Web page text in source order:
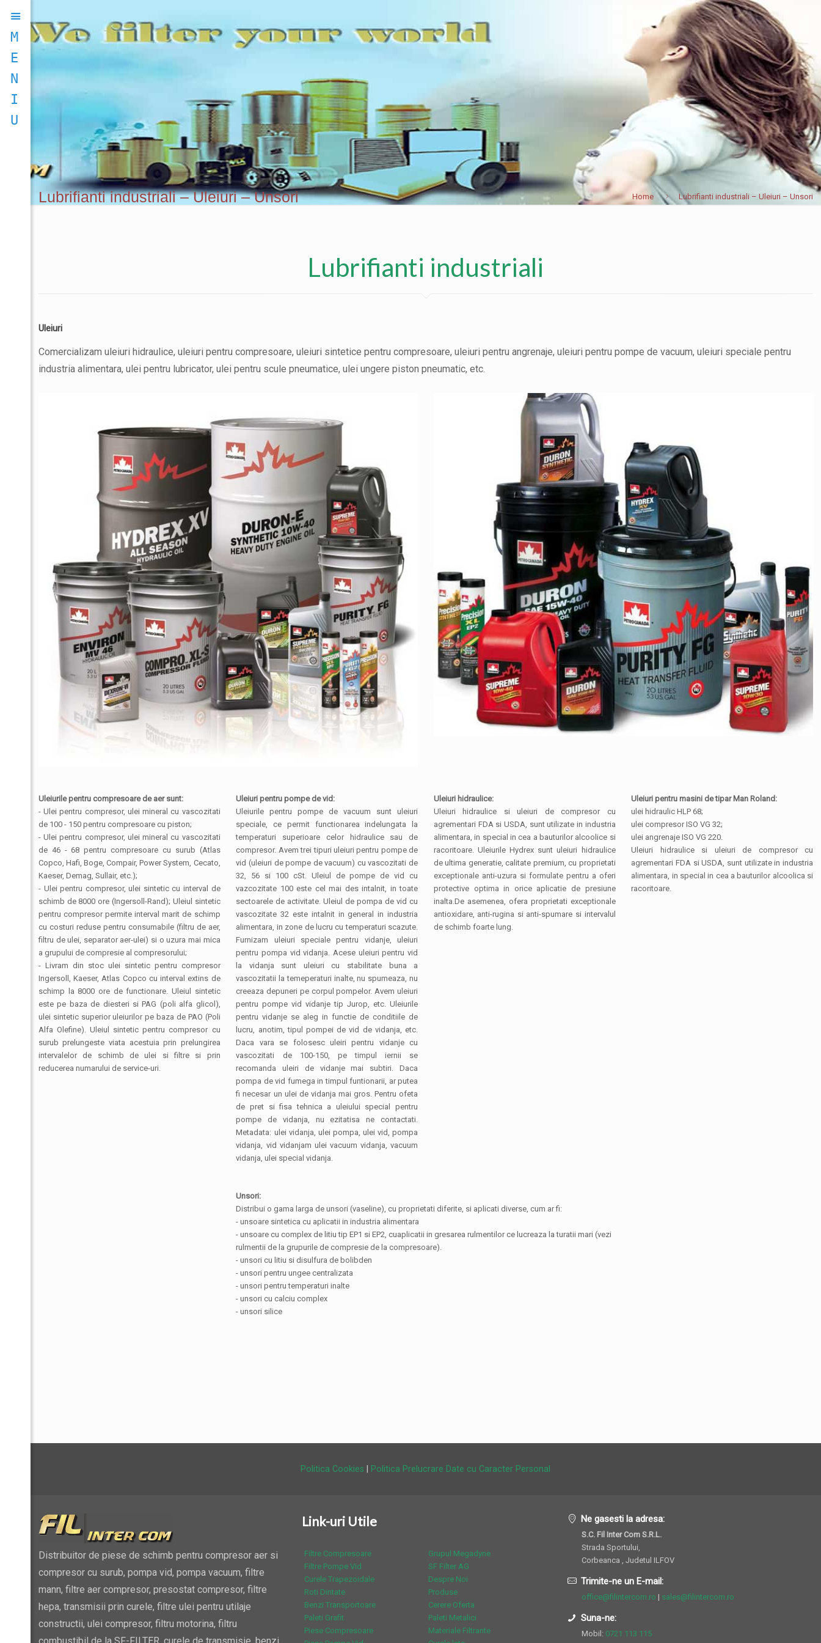
M
E
N
I
U
Lubrifianti industriali – Uleiuri – Unsori Home Lubrifianti industriali – Uleiuri – Unsori
Lubrifianti industriali
Uleiuri
Comercializam uleiuri hidraulice, uleiuri pentru compresoare, uleiuri sintetice pentru compresoare, uleiuri pentru angrenaje, uleiuri pentru pompe de vacuum, uleiuri speciale pentru
industria alimentara, ulei pentru lubricator, ulei pentru scule pneumatice, ulei ungere piston pneumatic, etc.
Uleiurile pentru compresoare de aer sunt:
- Ulei pentru compresor, ulei mineral cu vascozitati
de 100 - 150 pentru compresoare cu piston;
- Ulei pentru compresor, ulei mineral cu vascozitati
de 46 - 68 pentru compresoare cu surub (Atlas
Copco, Hafi, Boge, Compair, Power System, Cecato,
Kaeser, Demag, Sullair, etc.);
- Ulei pentru compresor, ulei sintetic cu interval de
schimb de 8000 ore (Ingersoll-Rand); Uleiul sintetic
pentru compresor permite interval marit de schimp
cu costuri reduse pentru consumabile (filtru de aer,
filtru de ulei, separator aer-ulei) si o uzura mai mica
a grupului de compresie al compresorului;
- Livram din stoc ulei sintetic pentru compresor
Ingersoll, Kaeser, Atlas Copco cu interval extins de
schimp la 8000 ore de functionare. Uleiul sintetic
este pe baza de diesteri si PAG (poli alfa glicol),
ulei sintetic superior uleiurilor pe baza de PAO (Poli
Alfa Olefine). Uleiul sintetic pentru compresor cu
surub prelungeste viata acestuia prin prelungirea
intervalelor de schimb de ulei si filtre si prin
reducerea numarului de service-uri.
Uleiuri pentru pompe de vid:
Uleiurile pentru pompe de vacuum sunt uleiuri
speciale, ce permit functionarea indelungata la
temperaturi superioare celor hidraulice sau de
compresor. Avem trei tipuri uleiuri pentru pompe de
vid (uleiuri de pompe de vacuum) cu vascozitati de
32, 56 si 100 cSt. Uleiul de pompe de vid cu
vazcozitate 100 este cel mai des intalnit, in toate
sectoarele de activitate. Uleiul de pompa de vid cu
vascozitate 32 este intalnit in general in industria
alimentara, in zone de lucru cu temperaturi scazute.
Furnizam uleiuri speciale pentru vidanje, uleiuri
pentru pompa vid vidanja. Acese uleiuri pentru vid
la vidanja sunt uleiuri cu stabilitate buna a
vascozitatii la temeperaturi inalte, nu spumeaza, nu
creeaza depuneri pe corpul pompelor. Avem uleiuri
pentru pompe vid vidanje tip Jurop, etc. Uleiurile
pentru vidanje se aleg in functie de conditiile de
lucru, anotim, tipul pompei de vid de vidanja, etc.
Daca vara se folosesc uleiri pentru vidanje cu
vascozitati de 100-150, pe timpul iernii se
recomanda uleiri de vidanje mai subtiri. Daca
pompa de vid fumega in timpul funtionarii, ar putea
fi necesar un ulei de vidanja mai gros. Pentru ofeta
de pret si fisa tehnica a uleiului special pentru
pompe de vidanja, nu ezitatisa ne contactati.
Metadata: ulei vidanja, ulei pompa, ulei vid, pompa
vidanja, vid vidanjam ulei vacuum vidanja, vacuum
vidanja, ulei special vidanja.
Uleiuri hidraulice:
Uleiuri hidraulice si uleiuri de compresor cu
agrementari FDA si USDA, sunt utilizate in industria
alimentara, in special in cea a bauturilor alcoolice si
racoritoare. Uleiurile Hydrex sunt uleiuri hidraulice
de ultima generatie, calitate premium, cu proprietati
exceptionale anti-uzura si formulate pentru a oferi
protective optima in orice aplicatie de presiune
inalta.De asemenea, ofera proprietati exceptionale
antioxidare, anti-rugina si anti-spumare si intervalul
de schimb foarte lung.
Uleiuri pentru masini de tipar Man Roland:
ulei hidraulic HLP 68;
ulei compresor ISO VG 32;
ulei angrenaje ISO VG 220.
Uleiuri hidraulice si uleiuri de compresor cu
agrementari FDA si USDA, sunt utilizate in industria
alimentara, in special in cea a bauturilor alcoolica si
racoritoare.
Unsori:
Distribui o gama larga de unsori (vaseline), cu proprietati diferite, si aplicati diverse, cum ar fi:
- unsoare sintetica cu aplicatii in industria alimentara
- unsoare cu complex de litiu tip EP1 si EP2, cuaplicatii in gresarea rulmentilor ce lucreaza la turatii mari (vezi
rulmentii de la grupurile de compresie de la compresoare).
- unsori cu litiu si disulfura de bolibden
- unsori pentru ungee centralizata
- unsori pentru temperaturi inalte
- unsori cu calciu complex
- unsori silice
Politica Cookies Politica Prelucrare Date cu Caracter Personal
Distribuitor de piese de schimb pentru compresor aer si
compresor cu surub, pompa vid, pompa vacuum, filtre
mann, filtre aer compresor, presostat compresor, filtre
hepa, transmisii prin curele, filtre ulei pentru utilaje
constructii, ulei compresor, filtru motorina, filtru
Link-uri Utile
Filtre Compresoare
Filtre Pompe Vid
Curele Trapezoidale
Roti Dintate
Benzi Transportoare
Paleti Grafit
Piese Compresoare
Grupul Megadyne
SF Filter AG
Despre Noi
Produse
Cerere Oferta
Paleti Metalici
Materiale Filtrante
Ne gasesti la adresa:
S.C. Fil Inter Com S.R.L.
Strada Sportului,
Corbeanca , Judetul ILFOV
Trimite-ne un E-mail:
office@filintercom.ro | sales@filintercom.ro
Suna-ne:
Mobil: 0721 113 115